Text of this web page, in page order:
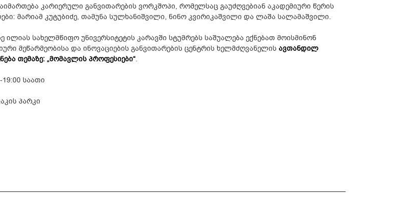
კარიერული განვითარების ვორკშოპი, რომელსაც გაუძღვებიან აკადემიური წერის
მარიამ კუტუბიძე, თამუნა სულხანიშვილი, ნინო კვირიკაშვილი და ლაშა სალამაშვილი.
ილიას სახელმწიფო უნივერსიტეტის კარავში სტუმრებს საშუალება ექნებათ მოისმინონ
მეწარმეობისა და ინოვაციების განვითარების ცენტრის ხელმძღვანელის ავთანდილ
თემაზე: „მომავლის პროფესიები“
19:00 საათი
პარკი